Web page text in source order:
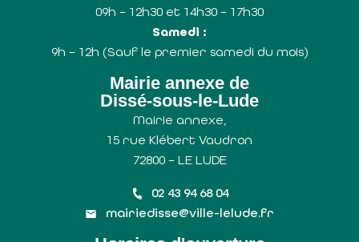
09h – 12h30 et 14h30 – 17h30
Samedi :
9h – 12h (Sauf le premier samedi du mois)
Mairie annexe de
Dissé-sous-le-Lude
Mairie annexe,
15 rue Klébert Vaudron
72800 – LE LUDE
02 43 94 68 04
mairiedisse@ville-lelude.fr